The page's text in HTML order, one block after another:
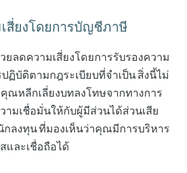
สี่ยงโดยการบัญชีภาษี
ลดความเสี่ยงโดยการรับรองความ
ฏิบัติตามกฎระเบียบที่จำเป็น สิ่งนี้ไม่
ณหลีกเลี่ยงบทลงโทษจากทางการ
ามเชื่อมั่นให้กับผู้มีส่วนได้ส่วนเสีย
กลงทุน ที่มองเห็นว่าคุณมีการบริหาร
และเชื่อถือได้